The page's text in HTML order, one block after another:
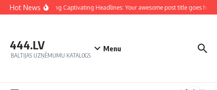
Hot NewsCrafting Captivating Headlines: Your awesome post title goes here
444.LV
BALTIJAS UZŅĒMUMU KATALOGS
Menu